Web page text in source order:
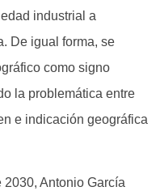
industrial a
De igual forma, se
como signo
la problemática entre
e indicación geográfica
2030, Antonio García